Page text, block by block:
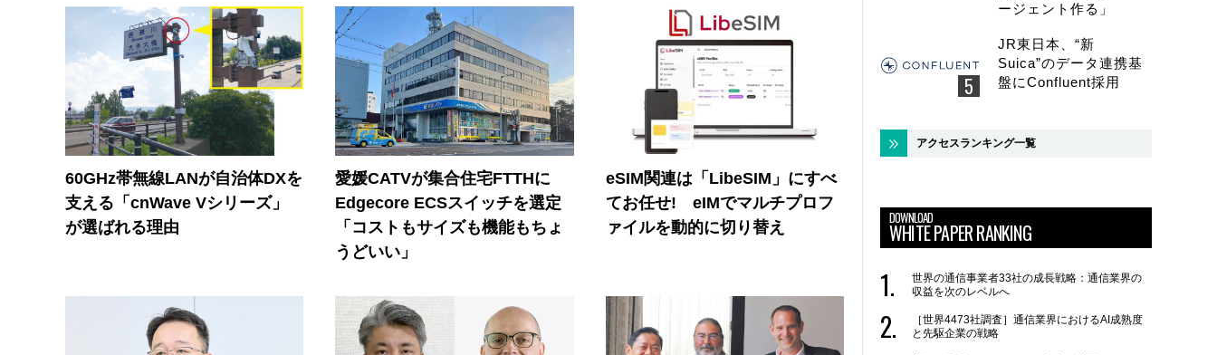
60GHz帯無線LANが自治体DXを
支える「cnWave Vシリーズ」
が選ばれる理由
愛媛CATVが集合住宅FTTHに
Edgecore ECSスイッチを選定
「コストもサイズも機能もちょ
うどいい」
eSIM関連は「LibeSIM」にすべ
てお任せ! eIMでマルチプロフ
ァイルを動的に切り替え
ージェント作る」
JR東日本、“新
Suica”のデータ連携基
盤にConfluent採用
アクセスランキング一覧
DOWNLOAD
WHITE PAPER RANKING
世界の通信事業者33社の成長戦略：通信業界の
収益を次のレベルへ
［世界4473社調査］通信業界におけるAI成熟度
と先駆企業の戦略